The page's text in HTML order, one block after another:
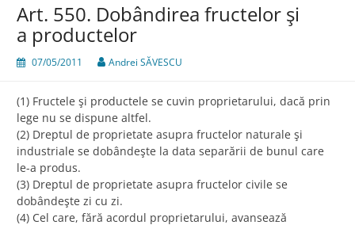
Art. 550. Dobândirea fructelor şi
a productelor
07/05/2011 Andrei SĂVESCU
(1) Fructele şi productele se cuvin proprietarului, dacă prin
lege nu se dispune altfel.
(2) Dreptul de proprietate asupra fructelor naturale şi
industriale se dobândeşte la data separării de bunul care
le-a produs.
(3) Dreptul de proprietate asupra fructelor civile se
dobândeşte zi cu zi.
(4) Cel care, fără acordul proprietarului, avansează